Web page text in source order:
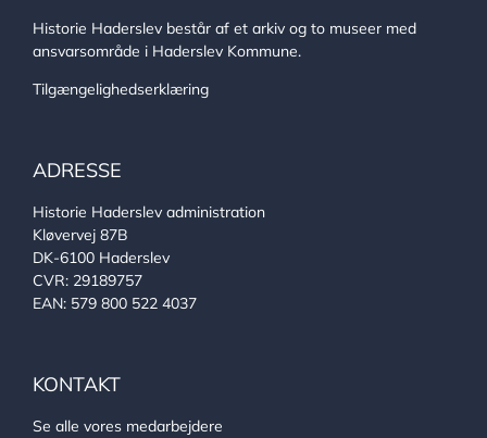
Historie Haderslev består af et arkiv og to museer med
ansvarsområde i Haderslev Kommune.
Tilgængelighedserklæring
ADRESSE
Historie Haderslev administration
Kløvervej 87B
DK-6100 Haderslev
CVR: 29189757
EAN: 579 800 522 4037
KONTAKT
Se alle vores medarbejdere